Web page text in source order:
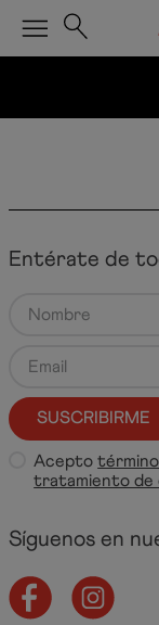
Entérate de
SUSCRIBIRME
Acepto
tratamiento de
Síguenos en